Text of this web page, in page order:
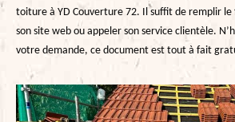
toiture à YD Couverture 72. Il suffit de remplir
son site web ou appeler son service clientèle.
votre demande, ce document est tout à fait